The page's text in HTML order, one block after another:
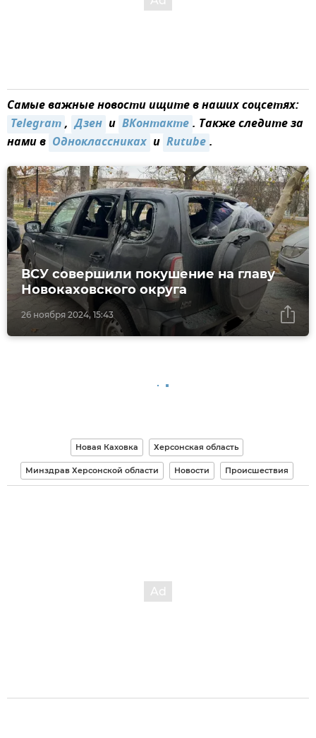
Самые важные новости ищите в наших соцсетях:
Telegram, Дзен и ВКонтакте. Также следите за
нами в Одноклассниках и Rutube.
26 ноября 2024, 15:43
ВСУ совершили покушение на главу
Новокаховского округа
Новая Каховка Херсонская область
Минздрав Херсонской области Новости Происшествия